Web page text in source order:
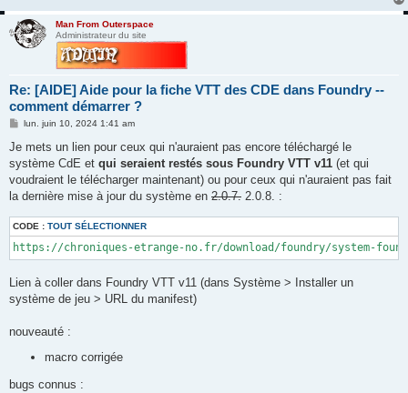
Man From Outerspace
Administrateur du site
Re: [AIDE] Aide pour la fiche VTT des CDE dans Foundry --
comment démarrer ?
M
s
a
g
lun. juin 10, 2024 1:41 am
Je mets un lien pour ceux qui n'auraient pas encore téléchargé le
système CdE et qui seraient restés sous Foundry VTT v11 (et qui
voudraient le télécharger maintenant) ou pour ceux qui n'auraient pas fait
la dernière mise à jour du système en 2.0.7. 2.0.8. :
CODE : TOUT SÉLECTIONNER
https://chroniques-etrange-no.fr/download/foundry/system-
Lien à coller dans Foundry VTT v11 (dans Système > Installer un
système de jeu > URL du manifest)
nouveauté :
macro corrigée
bugs connus :